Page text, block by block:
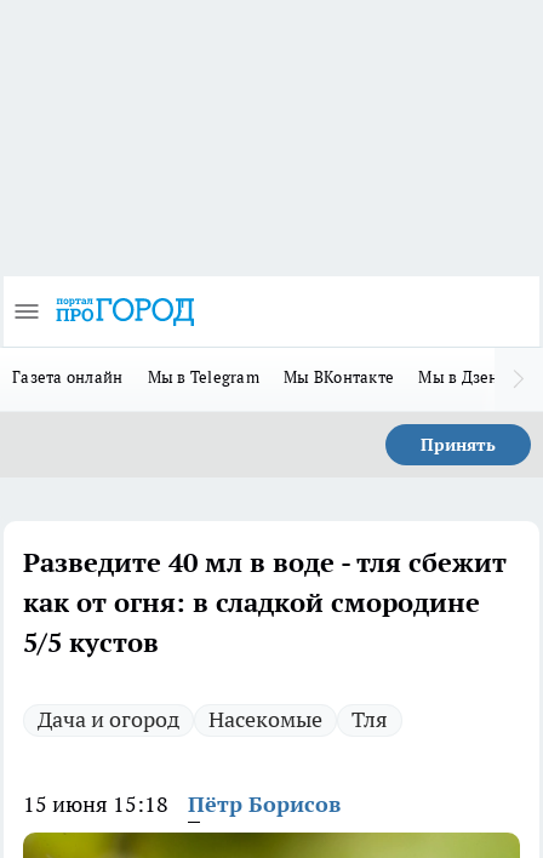
Газета онлайн Мы в Telegram Мы ВКонтакте Мы в Дзене
Принять
Разведите 40 мл в воде - тля сбежит
как от огня: в сладкой смородине
5/5 кустов
Дача и огород Насекомые Тля
15 июня 15:18 Пётр Борисов